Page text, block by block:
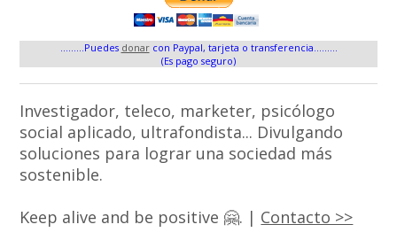
.........Puedes donarcon Paypal, tarjeta o transferencia.........
(Es pago seguro)
Investigador, teleco, marketer, psicólogo
social aplicado, ultrafondista... Divulgando
soluciones para lograr una sociedad más
sostenible.
Keep alive and be positive 🤗. | Contacto >>